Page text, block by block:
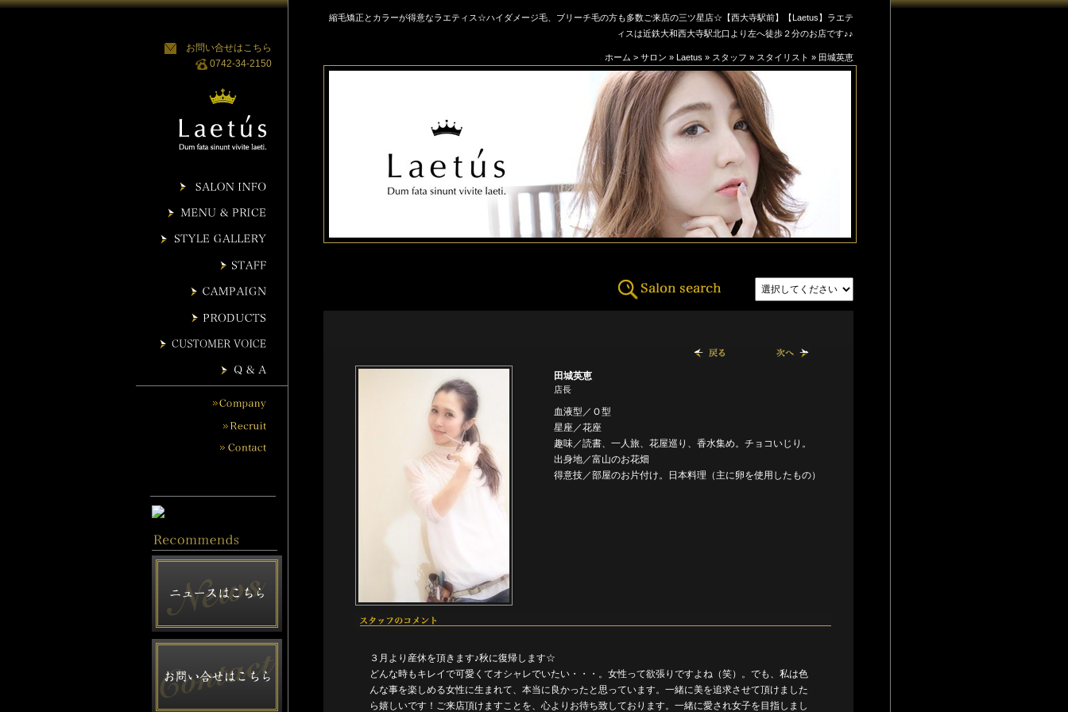
お問い合せはこちら
0742-34-2150
縮毛矯正とカラーが得意なラエティス☆ハイダメージ毛、ブリーチ毛の方も多数ご来店の三ツ星店☆【西大寺駅前】【Laetus】ラエテ
ィスは近鉄大和西大寺駅北口より左へ徒歩２分のお店です♪♪
ホーム > サロン » Laetus » スタッフ » スタイリスト » 田城英恵
田城英恵
店長
血液型／Ｏ型
星座／花座
趣味／読書、一人旅、花屋巡り、香水集め。チョコいじり。
出身地／富山のお花畑
得意技／部屋のお片付け。日本料理（主に卵を使用したもの）
３月より産休を頂きます♪秋に復帰します☆
どんな時もキレイで可愛くてオシャレでいたい・・・。女性って欲張りですよね（笑）。でも、私は色
んな事を楽しめる女性に生まれて、本当に良かったと思っています。一緒に美を追求させて頂けました
ら嬉しいです！ご来店頂けますことを、心よりお待ち致しております。一緒に愛され女子を目指しまし